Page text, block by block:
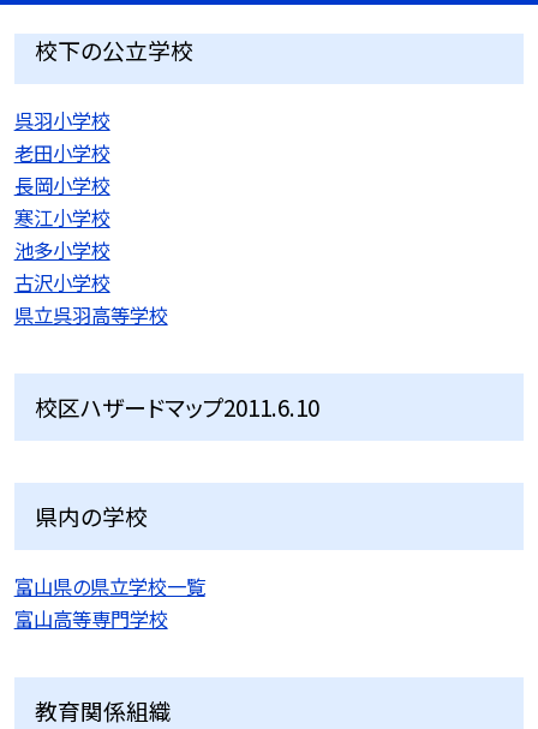
校下の公立学校
呉羽小学校
老田小学校
長岡小学校
寒江小学校
池多小学校
古沢小学校
県立呉羽高等学校
校区ハザードマップ2011.6.10
県内の学校
富山県の県立学校一覧
富山高等専門学校
教育関係組織